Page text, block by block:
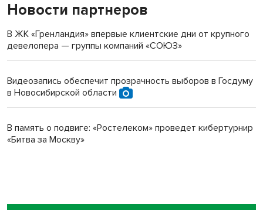
Новости партнеров
В ЖК «Гренландия» впервые клиентские дни от крупного
девелопера — группы компаний «СОЮЗ»
Видеозапись обеспечит прозрачность выборов в Госдуму
в Новосибирской области
В память о подвиге: «Ростелеком» проведет кибертурнир
«Битва за Москву»